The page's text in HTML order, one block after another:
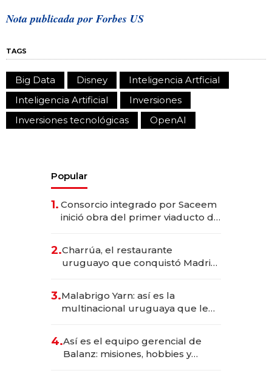
Nota publicada por Forbes US
TAGS
Big Data Disney
Inteligencia Artficial
Inteligencia Artificial
Inversiones
Inversiones tecnológicas
OpenAI
Popular
1. Consorcio integrado por Saceem
inició obra del primer viaducto de
millones
2.Charrúa, el restaurante
uruguayo que conquistó Madrid:
anticipación y prepara apertura
3.Malabrigo Yarn: así es la
multinacional uruguaya que le
4.Así es el equipo gerencial de
Balanz: misiones, hobbies y